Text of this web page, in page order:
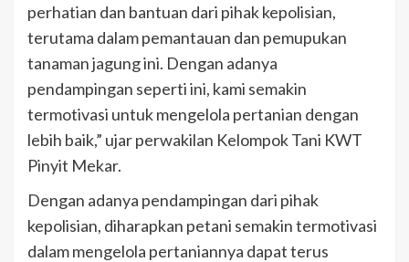
perhatian dan bantuan dari pihak kepolisian,
terutama dalam pemantauan dan pemupukan
tanaman jagung ini. Dengan adanya
pendampingan seperti ini, kami semakin
termotivasi untuk mengelola pertanian dengan
lebih baik,” ujar perwakilan Kelompok Tani KWT
Pinyit Mekar.
Dengan adanya pendampingan dari pihak
kepolisian, diharapkan petani semakin termotivasi
dalam mengelola pertaniannya dapat terus